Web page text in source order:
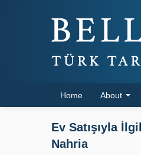
Home About
Ev Satışıyla
Nahria